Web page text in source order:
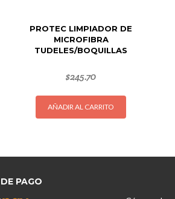
PROTEC LIMPIADOR DE
MICROFIBRA
TUDELES/BOQUILLAS
$245.70
AÑADIR AL CARRITO
PAGO